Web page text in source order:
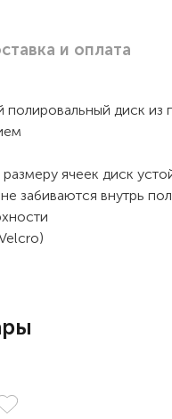
и оплата
диск из
ячеек диск
забиваются внутрь